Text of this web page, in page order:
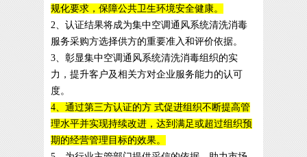
规化要求，保障公共卫生环境安全健康。
2、认证结果将成为集中空调通风系统清洗消毒
服务采购方选择供方的重要准入和评价依据。
3、彰显集中空调通风系统清洗消毒组织的实
力，提升客户及相关方对企业服务能力的认可
度。
4、通过第三方认证的方 式促进组织不断提高管
理水平并实现持续改进，达到满足或超过组织预
期的经营管理目标的效果。